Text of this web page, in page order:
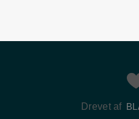
Drevet af